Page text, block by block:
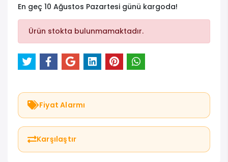
En geç 10 Ağustos Pazartesi günü kargoda!
Ürün stokta bulunmamaktadır.
Fiyat Alarmı
Karşılaştır